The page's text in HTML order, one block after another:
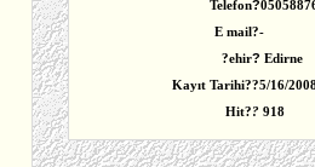
Telefon?
E mail?-
?ehir? Edirne
Kayıt Tarihi??5/16/
Hit?? 918